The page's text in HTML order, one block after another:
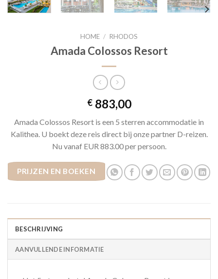
HOME / RHODOS
Amada Colossos Resort
€883,00
Amada Colossos Resort is een 5 sterren accommodatie in
Kalithea. U boekt deze reis direct bij onze partner D-reizen.
Nu vanaf EUR 883.00 per persoon.
PRIJZEN EN BOEKEN
BESCHRIJVING
AANVULLENDE INFORMATIE